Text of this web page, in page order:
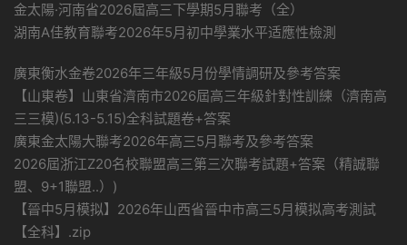
金太陽·河南省2026屆高三下學期5月聯考（全）
湖南A佳教育聯考2026年5月初中學業水平适應性檢測
廣東衡水金卷2026年三年級5月份學情調研及參考答案
【山東卷】山東省濟南市2026屆高三年級針對性訓練（濟南高
三三模)(5.13-5.15)全科試題卷+答案
廣東金太陽大聯考2026年高三5月聯考及參考答案
2026屆浙江Z20名校聯盟高三第三次聯考試題+答案（精誠聯
盟、9+1聯盟..）)
【晉中5月模拟】2026年山西省晉中市高三5月模拟高考測試
【全科】.zip